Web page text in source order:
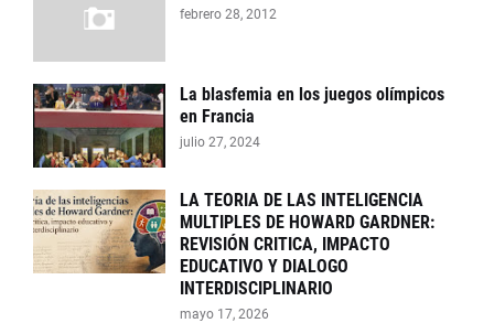
febrero 28, 2012
La blasfemia en los juegos olímpicos
en Francia
julio 27, 2024
LA TEORIA DE LAS INTELIGENCIA
MULTIPLES DE HOWARD GARDNER:
REVISIÓN CRITICA, IMPACTO
EDUCATIVO Y DIALOGO
INTERDISCIPLINARIO
mayo 17, 2026